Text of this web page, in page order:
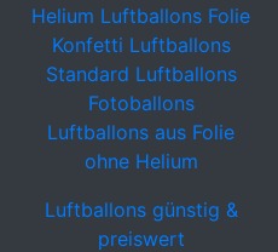
Helium Luftballons Folie
Konfetti Luftballons
Standard Luftballons
Fotoballons
Luftballons aus Folie
ohne Helium
Luftballons günstig &
preiswert